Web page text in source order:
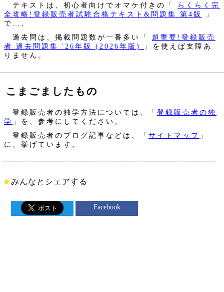
テキストは、初心者向けでオマケ付きの「
らくらく完
全攻略!登録販売者試験合格テキスト&問題集 第4版
」
で…、
過去問は、掲載問題数が一番多い「
超重要!登録販売
者 過去問題集 '26年版 (2026年版)
」を使えば支障あ
りません。
こまごましたもの
登録販売者の独学方法については、「 登録販売者の独
学 」を、参考にしてください。
登録販売者のブログ記事などは、「 サイトマップ 」
に、挙げています。
★みんなとシェアする
Facebook